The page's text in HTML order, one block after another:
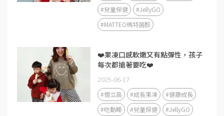
#兒童保健
#JellyGO
#MATTEO瑪特菌酚
❤️果凍口感軟嫩又有點彈性，孩子
每次都搶著要吃❤️
2025-06-17
#傑立高 #成長果凍
#健康成長
#吃動睡
#兒童保健
#JellyGO